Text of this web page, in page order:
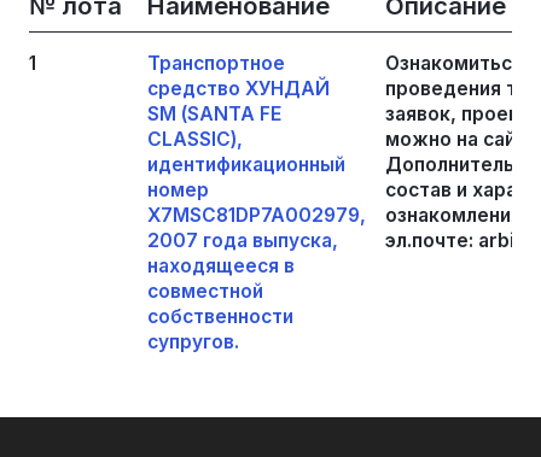
1
Транспортное
средство ХУНДАЙ
SМ (SАNТА FЕ
СLАSSIС),
идентификационный
номер
X7MSC81DP7A002979,
2007 года выпуска,
находящееся в
совместной
собственности
супругов.
Ознакомиться
проведения
заявок,
можно на
состав и
ознакомления
эл.почте: